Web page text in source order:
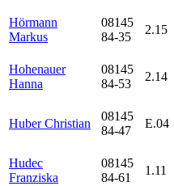
Hörmann
Markus
08145
84-35
2.15
Hohenauer
Hanna
08145
84-53
2.14
Huber Christian
08145
84-47
E.04
Hudec
Franziska
08145
84-61
1.11